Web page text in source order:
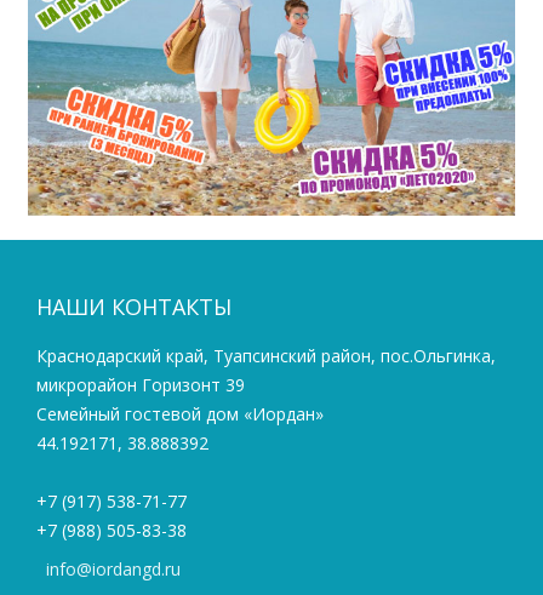
НАШИ КОНТАКТЫ
Краснодарский край, Туапсинский район, пос.Ольгинка,
микрорайон Горизонт 39
Семейный гостевой дом «Иордан»
44.192171, 38.888392
+7 (917) 538-71-77
+7 (988) 505-83-38
info@iordangd.ru